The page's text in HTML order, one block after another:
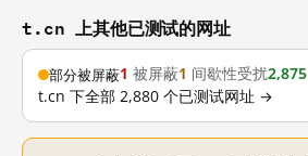
t.cn 上其他已测试的网址
部分被屏蔽1 被屏蔽1 间歇性受扰2,875
t.cn 下全部 2,880 个已测试网址 →